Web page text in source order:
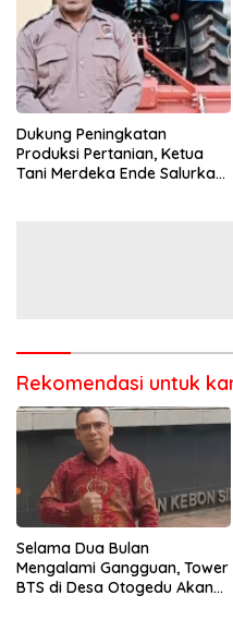
Dukung Peningkatan
Produksi Pertanian, Ketua
Tani Merdeka Ende Salurkan
Rekomendasi untuk
Selama Dua Bulan
Mengalami Gangguan, Tower
BTS di Desa Otogedu Akan